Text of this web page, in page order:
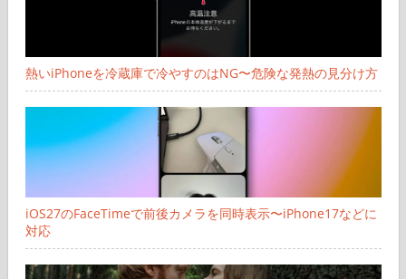
熱いiPhoneを冷蔵庫で冷やすのはNG〜危険な発熱の見分け方
iOS27のFaceTimeで前後カメラを同時表示〜iPhone17などに
対応